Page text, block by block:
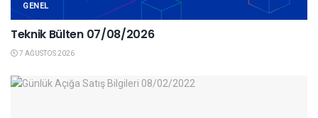
GENEL
Teknik Bülten 07/08/2026
7 AĞUSTOS 2026